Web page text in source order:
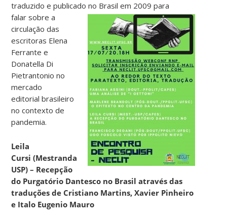
traduzido e publicado no Brasil em 2009 para
falar sobre a
circulação das
escritoras Elena
Ferrante e
Donatella Di
Pietrantonio no
mercado
editorial brasileiro
no contexto de
pandemia.
Leila
Cursi (Mestranda
USP) – Recepção
do Purgatório Dantesco no Brasil através das
traduções de Cristiano Martins, Xavier Pinheiro
e Italo Eugenio Mauro